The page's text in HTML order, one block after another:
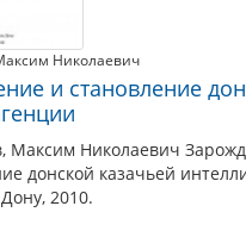
Николаевич
и становление
Максим Николаевич
донской казачьей
2010.